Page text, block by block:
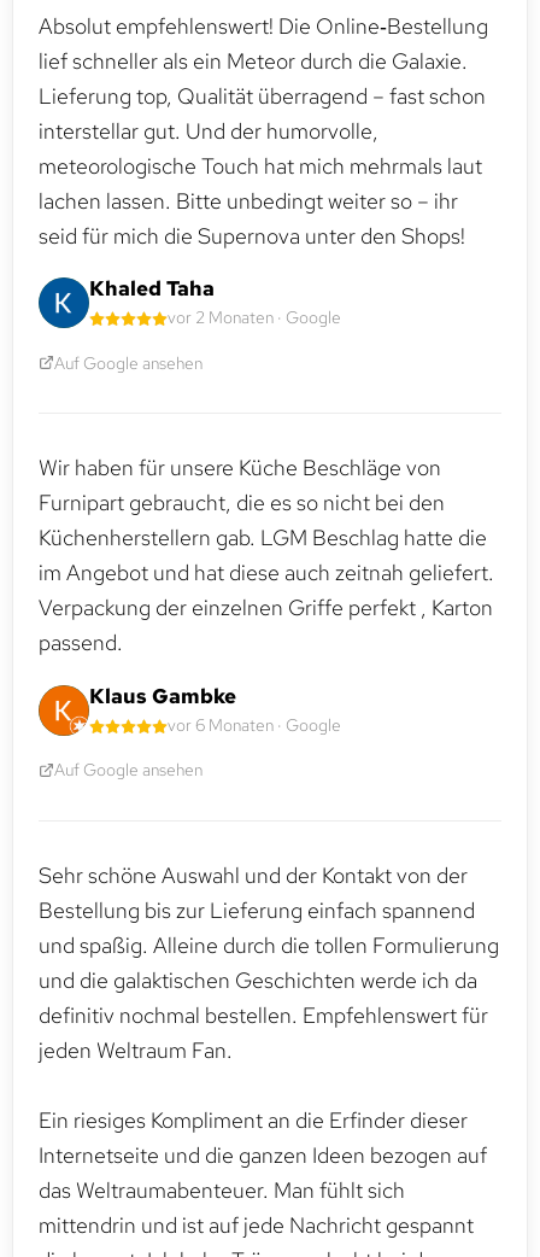
Absolut empfehlenswert! Die Online‑Bestellung
lief schneller als ein Meteor durch die Galaxie.
Lieferung top, Qualität überragend – fast schon
interstellar gut. Und der humorvolle,
meteorologische Touch hat mich mehrmals laut
lachen lassen. Bitte unbedingt weiter so – ihr
seid für mich die Supernova unter den Shops!
Khaled Taha
vor 2 Monaten · Google
Auf Google ansehen
Wir haben für unsere Küche Beschläge von
Furnipart gebraucht, die es so nicht bei den
Küchenherstellern gab. LGM Beschlag hatte die
im Angebot und hat diese auch zeitnah geliefert.
Verpackung der einzelnen Griffe perfekt , Karton
passend.
Klaus Gambke
vor 6 Monaten · Google
Auf Google ansehen
Sehr schöne Auswahl und der Kontakt von der
Bestellung bis zur Lieferung einfach spannend
und spaßig. Alleine durch die tollen Formulierung
und die galaktischen Geschichten werde ich da
definitiv nochmal bestellen. Empfehlenswert für
jeden Weltraum Fan.
Ein riesiges Kompliment an die Erfinder dieser
Internetseite und die ganzen Ideen bezogen auf
das Weltraumabenteuer. Man fühlt sich
mittendrin und ist auf jede Nachricht gespannt